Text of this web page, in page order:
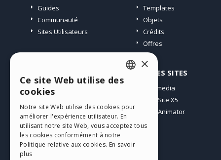
Guides
Communauté
Sites Utilisateurs
Templates
Objets
Crédits
Offres
Mes Messages
Télécharger
Espace Web
Mes Crédits
AUTRES SITES
Incomedia
WebSite X5
WebAnimator
ENGLISH
GERMAN
SPANISH
×
Ce site Web utilise des
cookies
Notre site Web utilise des cookies pour
améliorer l'expérience utilisateur. En
utilisant notre site Web, vous acceptez tous
les cookies conformément à notre
Politique relative aux cookies. En savoir
plus